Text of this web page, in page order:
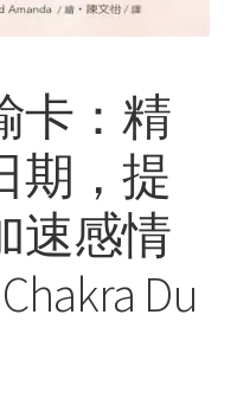
ниже рыночных
и
卡：精
期，提
速感情
Du